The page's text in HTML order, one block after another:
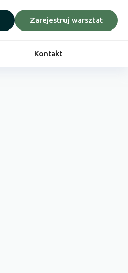
Zarejestruj warsztat
Kontakt